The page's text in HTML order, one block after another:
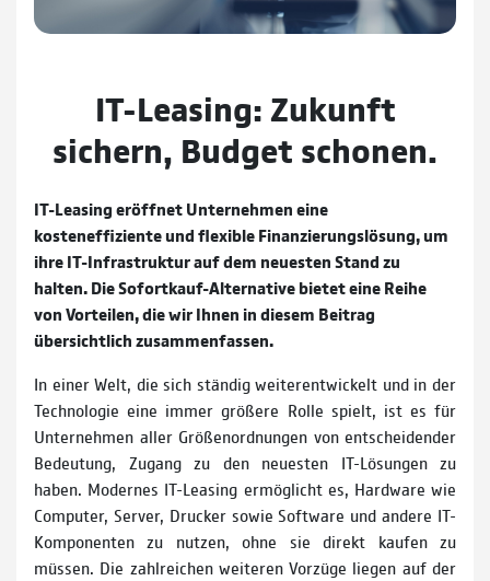
IT-Leasing: Zukunft
sichern, Budget schonen.
IT-Leasing eröffnet Unternehmen eine
kosteneffiziente und flexible Finanzierungslösung, um
ihre IT-Infrastruktur auf dem neuesten Stand zu
halten. Die Sofortkauf-Alternative bietet eine Reihe
von Vorteilen, die wir Ihnen in diesem Beitrag
übersichtlich zusammenfassen.
In einer Welt, die sich ständig weiterentwickelt und in der
Technologie eine immer größere Rolle spielt, ist es für
Unternehmen aller Größenordnungen von entscheidender
Bedeutung, Zugang zu den neuesten IT-Lösungen zu
haben. Modernes IT-Leasing ermöglicht es, Hardware wie
Computer, Server, Drucker sowie Software und andere IT-
Komponenten zu nutzen, ohne sie direkt kaufen zu
müssen. Die zahlreichen weiteren Vorzüge liegen auf der